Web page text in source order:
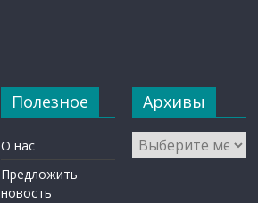
Полезное
О нас
Предложить
новость
Архивы
Архивы